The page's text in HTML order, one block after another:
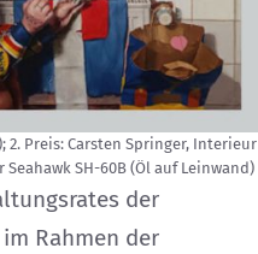
Preis: Carsten Springer, Interieur
SH-60B (Öl auf Leinwand)
der
Rahmen der